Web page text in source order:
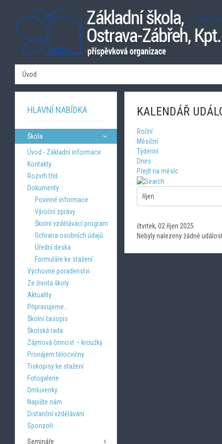
Úvod
KALENDÁŘ
Roční
Měsíční
Týdenní
Dnes
Přejít na měsíc
čtvrtek, 02 říjen 2025
Nebyly nalezeny žádné
HLAVNÍ NABÍDKA
Škola
Úvod - Základní informace
Kontakty
Rozvrh tříd
Dokumenty
Povinné informace
Výroční zprávy
Školní vzdělávací program
Ochrana osobních údajů
Úřední deska
Formuláře ke stažení
Výchovné poradenství
Ze života školy
Aktuality
Připravujeme...
Školní časopis
Školská rada
Zájmová činnost – kroužky
Pronájem tělocvičny
Tiskopisy ke stažení
Fotogalerie
Omluvenky
Napište nám
Distanční vzdělávání
Sponzoři
Semináře